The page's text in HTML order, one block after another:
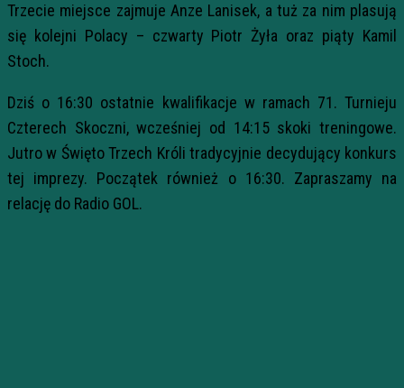
Trzecie miejsce zajmuje Anze Lanisek, a tuż za nim plasują
się kolejni Polacy – czwarty Piotr Żyła oraz piąty Kamil
Stoch.
Dziś o 16:30 ostatnie kwalifikacje w ramach 71. Turnieju
Czterech Skoczni, wcześniej od 14:15 skoki treningowe.
Jutro w Święto Trzech Króli tradycyjnie decydujący konkurs
tej imprezy. Początek również o 16:30. Zapraszamy na
relację do Radio GOL.